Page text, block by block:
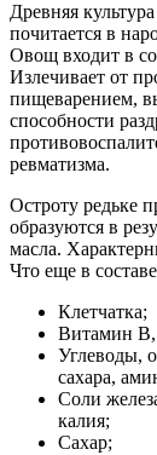
Древняя
почитается в
Овощ входит в
Излечивает от
пищеварением,
способности
ревматизма.
Остроту редьке
образуются в
масла.
Что еще в
Клетчатка;
Витамин В,
Углеводы,
сахара,
Соли
калия;
Сахар;